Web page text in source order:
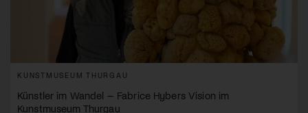
KUNSTMUSEUM THURGAU
Künstler im Wandel – Fabrice Hybers Vision im
Kunstmuseum Thurgau